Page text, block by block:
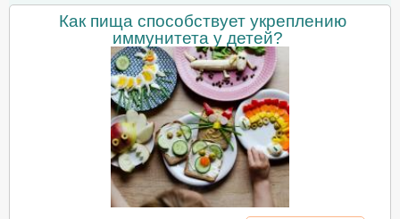
Как пища способствует укреплению
иммунитета у детей?